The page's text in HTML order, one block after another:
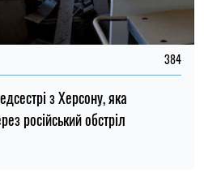
384
з Херсону, яка
російський обстріл